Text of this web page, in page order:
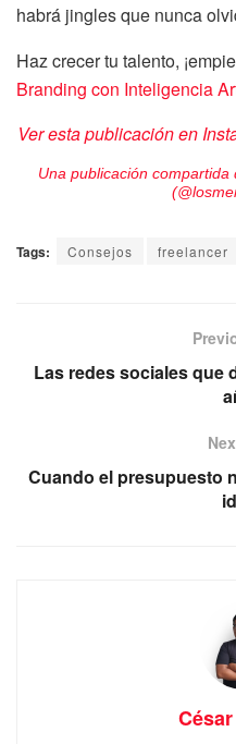
habrá jingles que nunca
Haz crecer tu talento,
Branding con Inteligencia
Ver esta publicación en
Una publicación
Tags: Consejos freelancer
Las redes sociales que
Cuando el presupuesto